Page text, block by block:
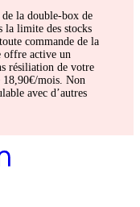
la double-box de
la limite des stocks
commande de la
offre active un
résiliation de votre
18,90€/mois. Non
avec d’autres